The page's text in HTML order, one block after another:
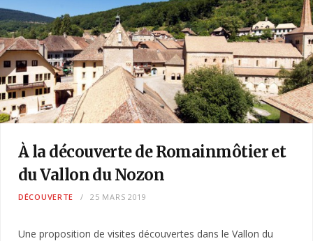
k a
m
À la découverte de Romainmôtier et
du Vallon du Nozon
DÉCOUVERTE 25 MARS 2019
Une proposition de visites découvertes dans le Vallon du